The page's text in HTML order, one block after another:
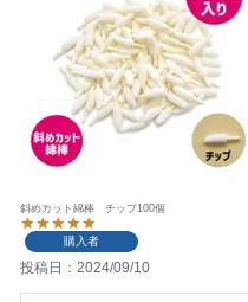
斜めカット綿棒 チップ100個
購入者
投稿日 2024/09/10